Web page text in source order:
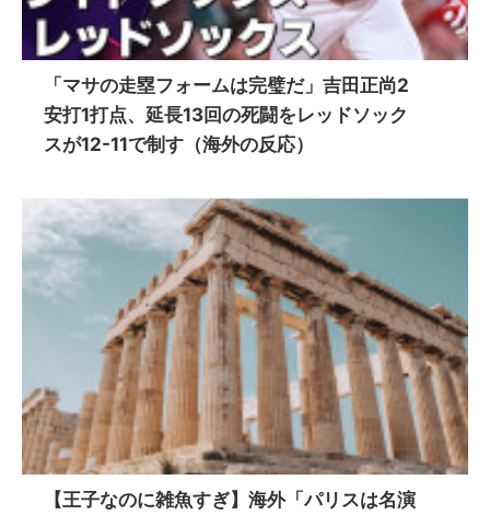
「マサの走塁フォームは完璧だ」吉田正尚2
安打1打点、延長13回の死闘をレッドソック
スが12-11で制す（海外の反応）
【王子なのに雑魚すぎ】海外「パリスは名演